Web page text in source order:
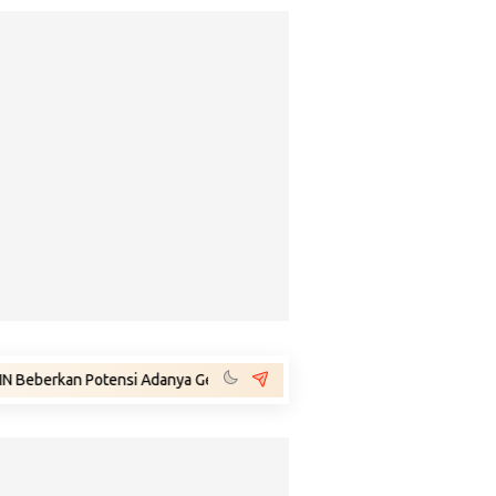
Adanya Gejolak Agustus 2026: Masuk Fase Krisis, Tinggal